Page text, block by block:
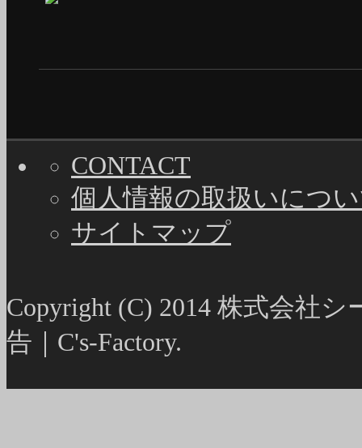
CONTACT
個人情報の取扱いにつ
サイトマップ
Copyright (C) 2014 株式会社
告｜C's-Factory.